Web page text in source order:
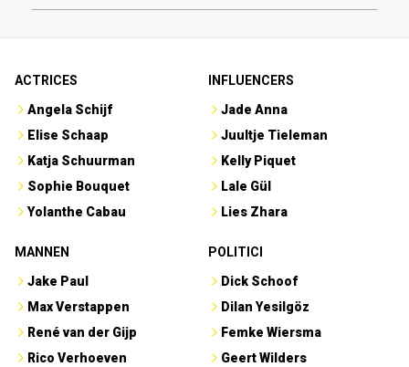
ACTRICES
Angela Schijf
Elise Schaap
Katja Schuurman
Sophie Bouquet
Yolanthe Cabau
INFLUENCERS
Jade Anna
Juultje Tieleman
Kelly Piquet
Lale Gül
Lies Zhara
MANNEN
Jake Paul
Max Verstappen
René van der Gijp
Rico Verhoeven
POLITICI
Dick Schoof
Dilan Yesilgöz
Femke Wiersma
Geert Wilders